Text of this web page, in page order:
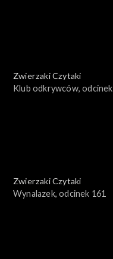
Zwierzaki Czytaki
Klub odkrywców, odcinek
Zwierzaki Czytaki
Wynalazek, odcinek 161